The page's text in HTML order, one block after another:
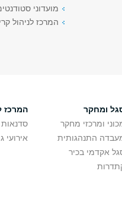
מועדוני
המרכז לניהול
ומחקר
ומרכזי מחקר
התנהגותית
אקדמי בכיר
המרכז
סדנאות
אירועי